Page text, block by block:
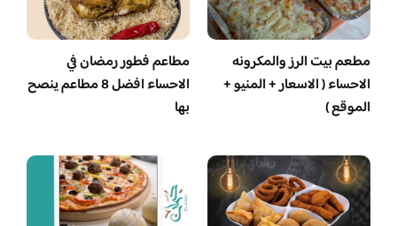
مطعم بيت الرز والمكرونه
الاحساء ( الاسعار + المنيو +
الموقع )
مطاعم فطور رمضان في
الاحساء افضل 8 مطاعم ينصح
بها